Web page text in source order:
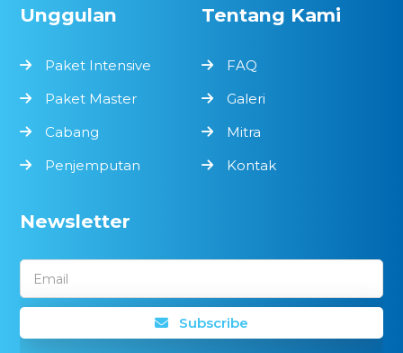
Unggulan
Paket Intensive
Paket Master
Cabang
Penjemputan
Tentang Kami
FAQ
Galeri
Mitra
Kontak
Newsletter
Email
Subscribe